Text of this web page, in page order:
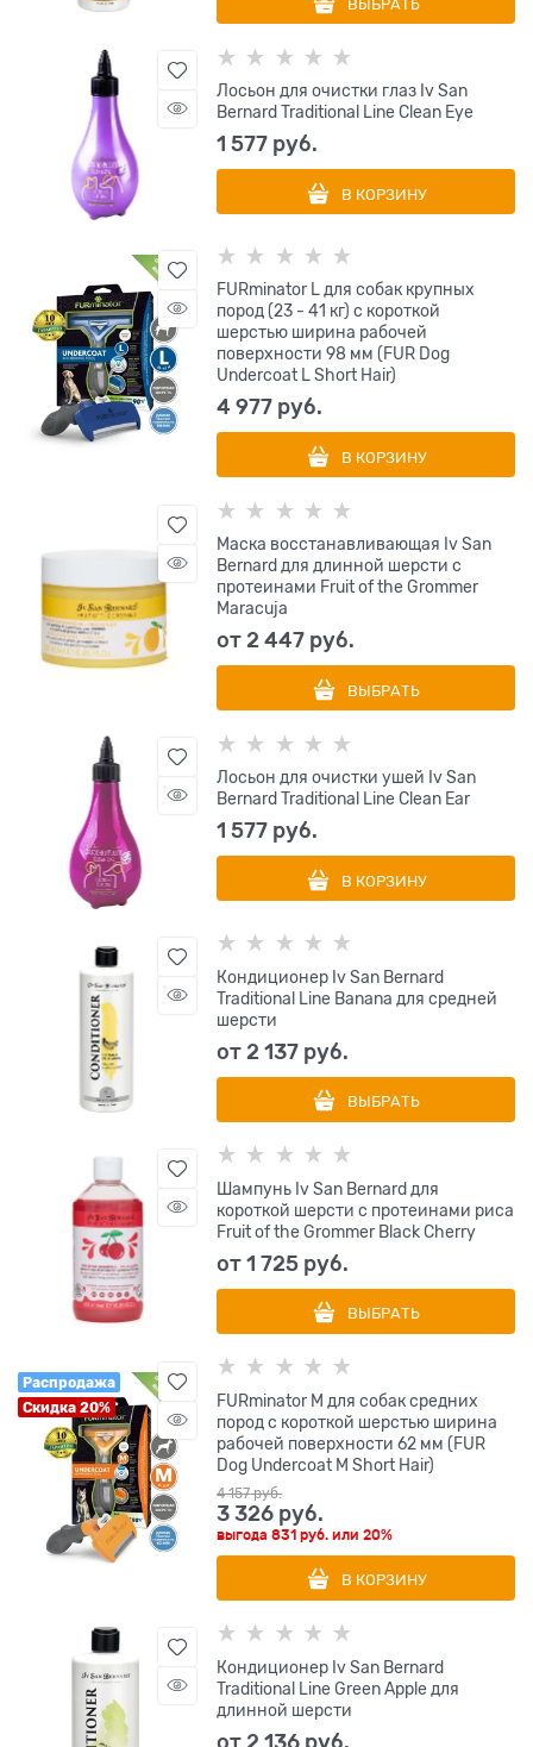
ВЫБРАТЬ
Лосьон для очистки глаз Iv San
Bernard Traditional Line Clean Eye
1 577 руб.
В КОРЗИНУ
FURminator L для собак крупных
пород (23 - 41 кг) с короткой
шерстью ширина рабочей
поверхности 98 мм (FUR Dog
Undercoat L Short Hair)
4 977 руб.
В КОРЗИНУ
Маска восстанавливающая Iv San
Bernard для длинной шерсти с
протеинами Fruit of the Grommer
Maracuja
от2 447 руб.
ВЫБРАТЬ
Лосьон для очистки ушей Iv San
Bernard Traditional Line Clean Ear
1 577 руб.
В КОРЗИНУ
Кондиционер Iv San Bernard
Traditional Line Banana для средней
шерсти
от2 137 руб.
ВЫБРАТЬ
Шампунь Iv San Bernard для
короткой шерсти с протеинами риса
Fruit of the Grommer Black Cherry
от1 725 руб.
ВЫБРАТЬ
Распродажа
Скидка 20%
FURminator M для собак средних
пород с короткой шерстью ширина
рабочей поверхности 62 мм (FUR
Dog Undercoat M Short Hair)
4 157 руб.
3 326 руб.
выгода831 руб. или20%
В КОРЗИНУ
Кондиционер Iv San Bernard
Traditional Line Green Apple для
длинной шерсти
от 2 136 руб.